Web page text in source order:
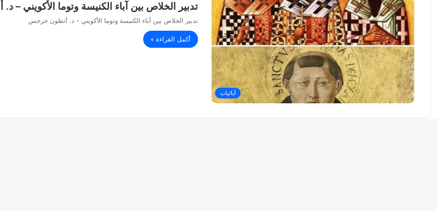
آبائيات
تدبير الخلاص بين آباء الكنيسة وتوما الأكويني
تدبير الخلاص بين آباء الكنيسة وتوما الأكويني - د. أنطون جرجس
أكمل القراءة »